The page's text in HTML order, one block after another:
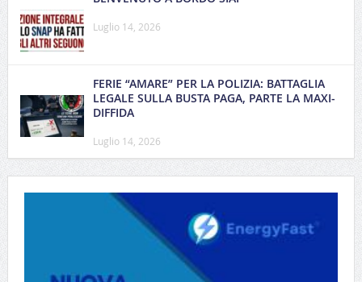
Luglio 14, 2026
FERIE “AMARE” PER LA POLIZIA: BATTAGLIA
LEGALE SULLA BUSTA PAGA, PARTE LA MAXI-
DIFFIDA
Luglio 14, 2026